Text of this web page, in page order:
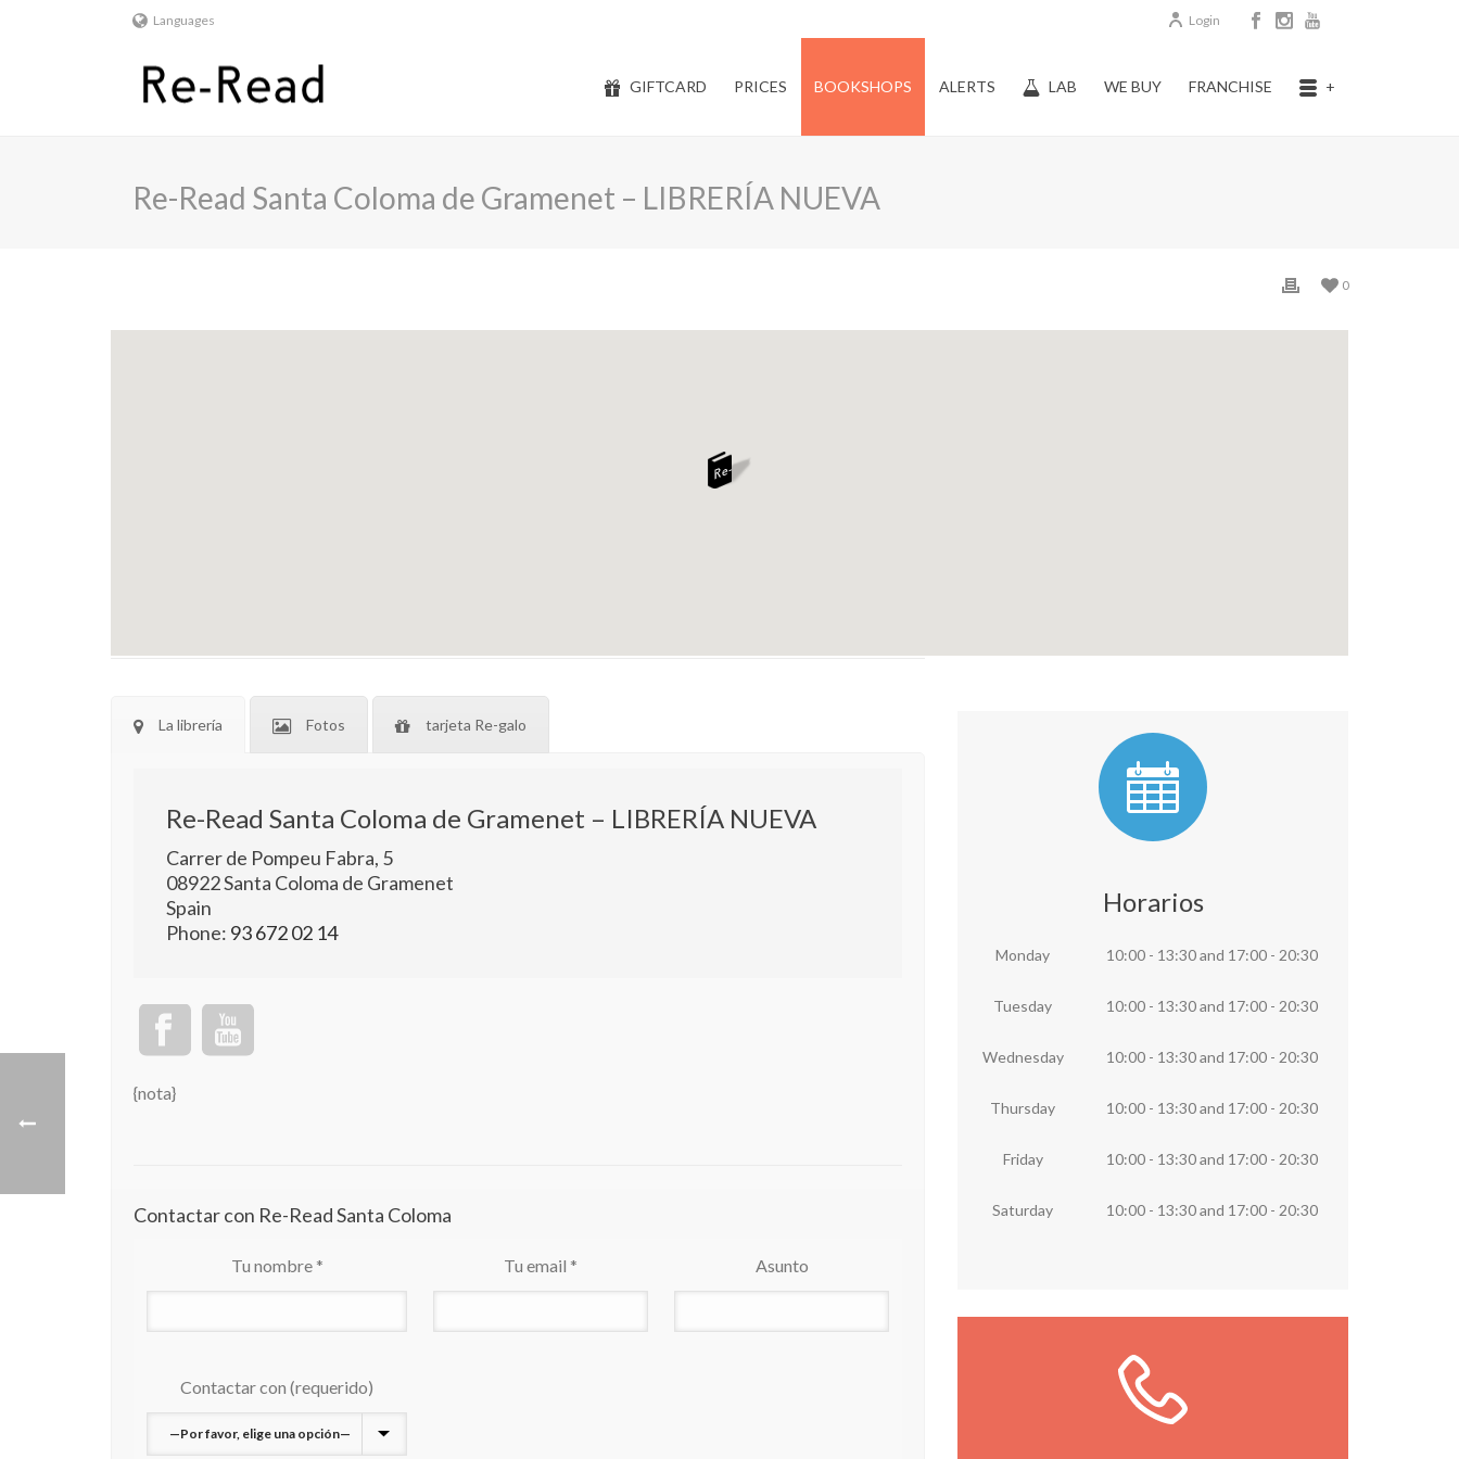
Languages Login
GIFTCARD PRICES BOOKSHOPS ALERTS LAB WE BUY FRANCHISE +
Re-Read Santa Coloma de Gramenet – LIBRERÍA NUEVA
0
La librería Fotos tarjeta Re-galo
Re-Read Santa Coloma de Gramenet – LIBRERÍA NUEVA
Carrer de Pompeu Fabra, 5
08922Santa Coloma de Gramenet
Spain
Phone: 93 672 02 14
{nota}
Contactar con Re-Read Santa Coloma
Tu nombre * Tu email * Asunto
Contactar con (requerido)
Horarios
Monday 10:00 - 13:30and 17:00 - 20:30
Tuesday 10:00 - 13:30and 17:00 - 20:30
Wednesday 10:00 - 13:30and 17:00 - 20:30
Thursday 10:00 - 13:30and 17:00 - 20:30
Friday 10:00 - 13:30and 17:00 - 20:30
Saturday 10:00 - 13:30and 17:00 - 20:30
Llámanos ya
Llámanos directamente a la librería o